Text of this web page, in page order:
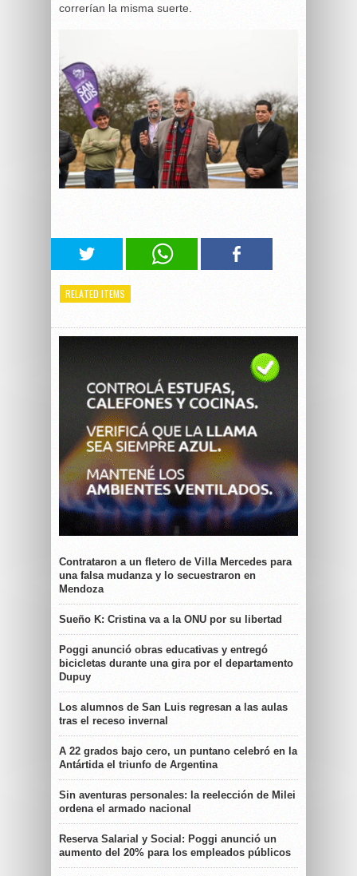
correrían la misma suerte.
RELATED ITEMS
Contrataron a un fletero de Villa Mercedes para
una falsa mudanza y lo secuestraron en
Mendoza
Sueño K: Cristina va a la ONU por su libertad
Poggi anunció obras educativas y entregó
bicicletas durante una gira por el departamento
Dupuy
Los alumnos de San Luis regresan a las aulas
tras el receso invernal
A 22 grados bajo cero, un puntano celebró en la
Antártida el triunfo de Argentina
Sin aventuras personales: la reelección de Milei
ordena el armado nacional
Reserva Salarial y Social: Poggi anunció un
aumento del 20% para los empleados públicos